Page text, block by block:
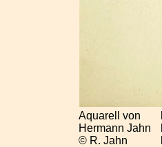
Aquarell von
Hermann Jahn
© R. Jahn